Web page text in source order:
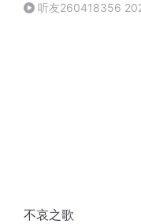
听友260418356
不哀之歌